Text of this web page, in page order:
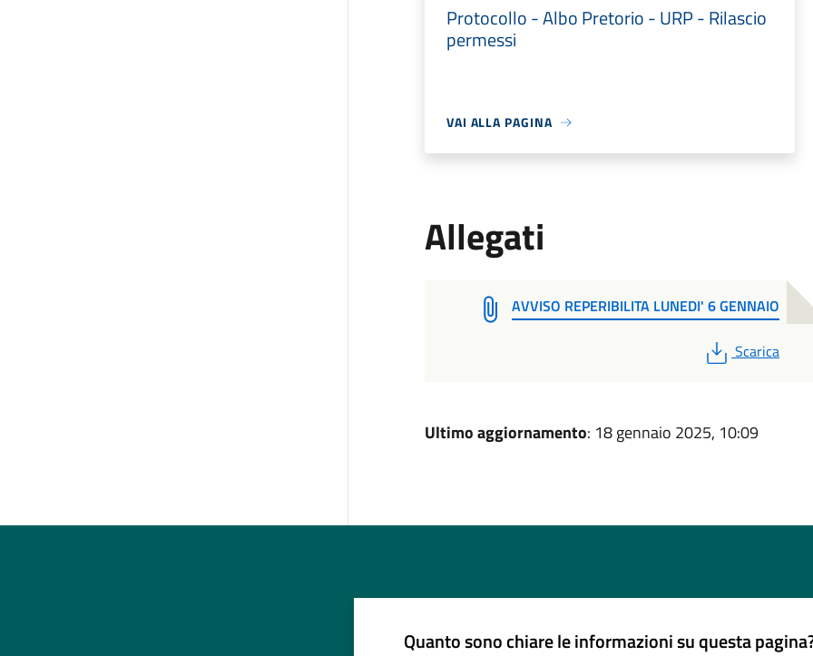
Protocollo - Albo Pretorio - URP - Rilascio
permessi
VAI ALLA PAGINA
Allegati
AVVISO REPERIBILITA LUNEDI' 6 GENNAIO
PDF
Scarica
Ultimo aggiornamento: 18 gennaio 2025, 10:09
Quanto sono chiare le informazioni su questa